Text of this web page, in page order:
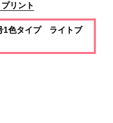
リント
1色タイプ ライトブ